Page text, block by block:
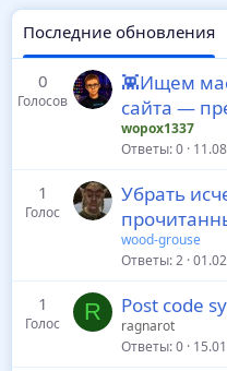
Последние обновления
0
Голосов
👾Ищем
сайта —
wopox1337
Ответы 0
1
Голос
Убрать
wood-grouse
Ответы 2
1
Голос R Post code
ragnarot
Ответы 0